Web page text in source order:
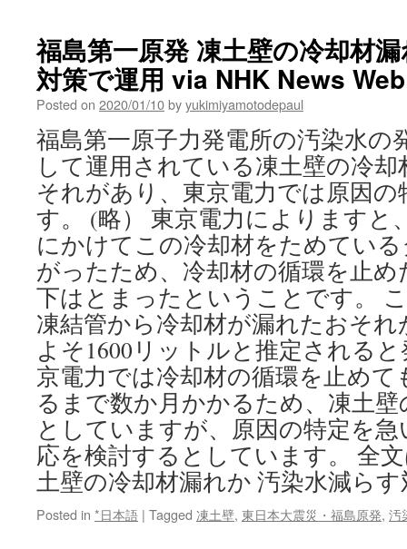
福島第一原発 凍土壁の冷却材
対策で運用 via NHK News Web
Posted on 2020/01/10byyukimiyamotodepaul
福島第一原子力発電所の汚染水の
して運用されている凍土壁の冷
それがあり、東京電力では原因
す。 (略） 東京電力によりますと
にかけてこの冷却材をためてい
がったため、冷却材の循環を止
下はとまったということです。
凍結管から冷却材が漏れたおそ
よそ1600リットルと推定される
京電力では冷却材の循環を止め
るまで数か月かかるため、凍土
としていますが、原因の特定を
応を検討するとしています。 全
土壁の冷却材漏れか 汚染水減ら
Posted in *日本語 | Tagged 凍土壁, 東日本大震災・福島原発, 汚